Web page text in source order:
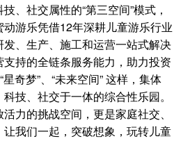
、社交属性的“第三空间”模式，
游乐凭借12年深耕儿童游乐行业
、生产、施工和运营一站式解决
持的全链条服务能力，助力投资
奇梦”、“未来空间” 这样，集体
技、社交于一体的综合性乐园。
力的挑战空间，更是家庭社交、
我们一起，突破想象，玩转儿童